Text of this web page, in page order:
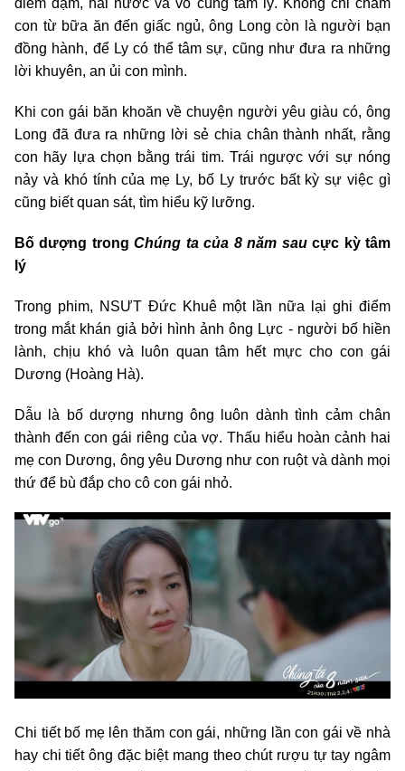
điềm đạm, hài hước và vô cùng tâm lý. Không chỉ chăm
con từ bữa ăn đến giấc ngủ, ông Long còn là người bạn
đồng hành, để Ly có thể tâm sự, cũng như đưa ra những
lời khuyên, an ủi con mình.
Khi con gái băn khoăn về chuyện người yêu giàu có, ông
Long đã đưa ra những lời sẻ chia chân thành nhất, rằng
con hãy lựa chọn bằng trái tim. Trái ngược với sự nóng
nảy và khó tính của mẹ Ly, bố Ly trước bất kỳ sự việc gì
cũng biết quan sát, tìm hiểu kỹ lưỡng.
Bố dượng trongChúng ta của 8 năm saucực kỳ tâm
lý
Trong phim, NSƯT Đức Khuê một lần nữa lại ghi điểm
trong mắt khán giả bởi hình ảnh ông Lực - người bố hiền
lành, chịu khó và luôn quan tâm hết mực cho con gái
Dương (Hoàng Hà).
Dẫu là bố dượng nhưng ông luôn dành tình cảm chân
thành đến con gái riêng của vợ. Thấu hiểu hoàn cảnh hai
mẹ con Dương, ông yêu Dương như con ruột và dành mọi
thứ để bù đắp cho cô con gái nhỏ.
Chi tiết bố mẹ lên thăm con gái, những lần con gái về nhà
hay chi tiết ông đặc biệt mang theo chút rượu tự tay ngâm